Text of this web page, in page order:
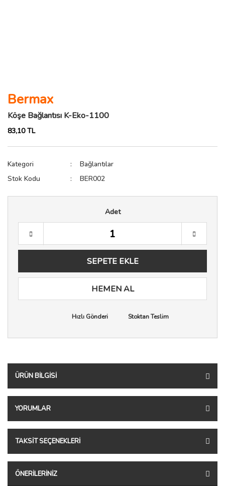
Bermax
Köşe Bağlantısı K-Eko-1100
83,10 TL
Kategori
Bağlantılar
Stok Kodu
BER002
Adet
SEPETE EKLE
HEMEN AL
Hızlı Gönderi Stoktan Teslim
ÜRÜN BILGISI
YORUMLAR
TAKSIT SEÇENEKLERI
ÖNERILERINIZ